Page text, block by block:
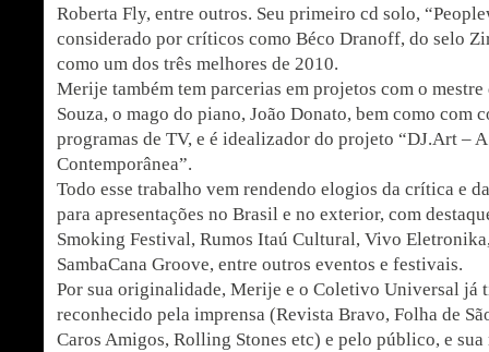
Roberta Fly, entre outros. Seu primeiro cd solo,
considerado por críticos como Béco Dranoff, do selo
como um dos três melhores de 2010.
Merije também tem parcerias em projetos com o
Souza, o mago do piano, João Donato, bem como com
programas de TV, e é idealizador do projeto “DJ.Art –
Contemporânea”.
Todo esse trabalho vem rendendo elogios da crítica e
para apresentações no Brasil e no exterior, com
Smoking Festival, Rumos Itaú Cultural, Vivo
SambaCana Groove, entre outros eventos e festivais.
Por sua originalidade, Merije e o Coletivo Universal já
reconhecido pela imprensa (Revista Bravo, Folha de
Caros Amigos, Rolling Stones etc) e pelo público, e